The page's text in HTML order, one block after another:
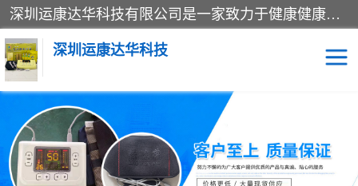
深圳运康达华科技有限公司是一家致力于健康健康产业的现代化企业，已经走过了15个春秋，开创了中医外用发展的新未来，是专业从事中医医疗仪器的研发、生产、销售、服务为一体的子公司，在医疗器械的设计、开发和生产方面率先引进国际先进技术和好的科技人员，先后开发出了场效应治疗仪、多功能治疗仪、颈椎治疗仪、腰椎治疗仪、增效垫等多个系列。
深圳运康达华科技
多功能治疗仪 中药提速
中低频治疗仪 脉冲治疗仪